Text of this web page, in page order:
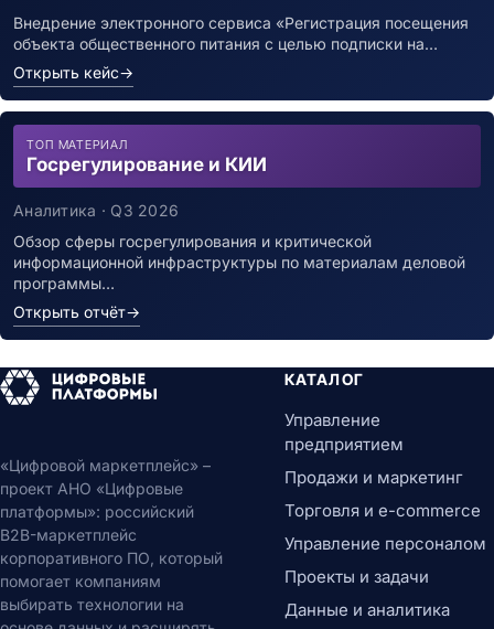
Внедрение электронного сервиса «Регистрация посещения
объекта общественного питания с целью подписки на…
Открыть кейс→
ТОП МАТЕРИАЛ
Госрегулирование и КИИ
Аналитика · Q3 2026
Обзор сферы госрегулирования и критической
информационной инфраструктуры по материалам деловой
программы…
Открыть отчёт→
«Цифровой маркетплейс» –
проект АНО «Цифровые
платформы»: российский
B2B-маркетплейс
корпоративного ПО, который
помогает компаниям
выбирать технологии на
КАТАЛОГ
Управление
предприятием
Продажи и маркетинг
Торговля и e-commerce
Управление персоналом
Проекты и задачи
Данные и аналитика